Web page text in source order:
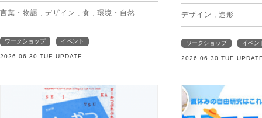
言葉・物語 , デザイン , 食 , 環境・自然
ワークショップ イベント
2026.06.30 TUE UPDATE
デザイン , 造形
ワークショップ イベン
2026.06.30 TUE